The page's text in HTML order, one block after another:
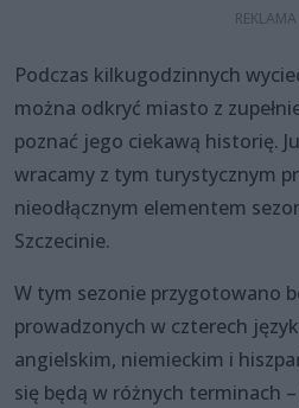
Podczas kilkugodzinnych
można odkryć miasto z
poznać jego ciekawą historię.
wracamy z tym turystycznym
nieodłącznym elementem
Szczecinie.
W tym sezonie przygotowano
prowadzonych w czterech
angielskim, niemieckim i
się będą w różnych terminach